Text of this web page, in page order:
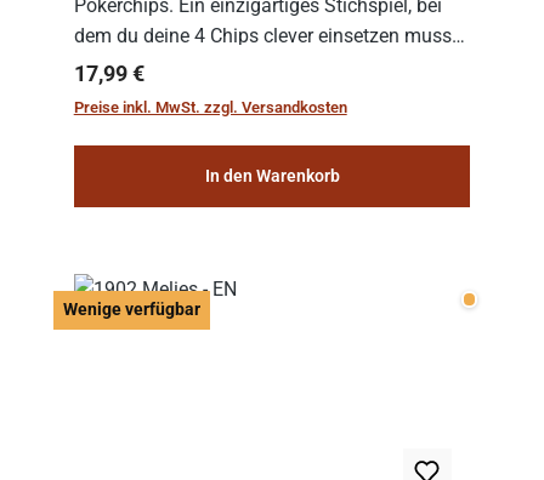
Pokerchips. Ein einzigartiges Stichspiel, bei
dem du deine 4 Chips clever einsetzen musst.
Wer die Chips mit dem höchsten Gesamtwert
hat, gewinnt die Runde. Aber Vorsicht: D...
Regulärer Preis:
17,99 €
Preise inkl. MwSt. zzgl. Versandkosten
In den Warenkorb
Wenige verfügbar Wenige